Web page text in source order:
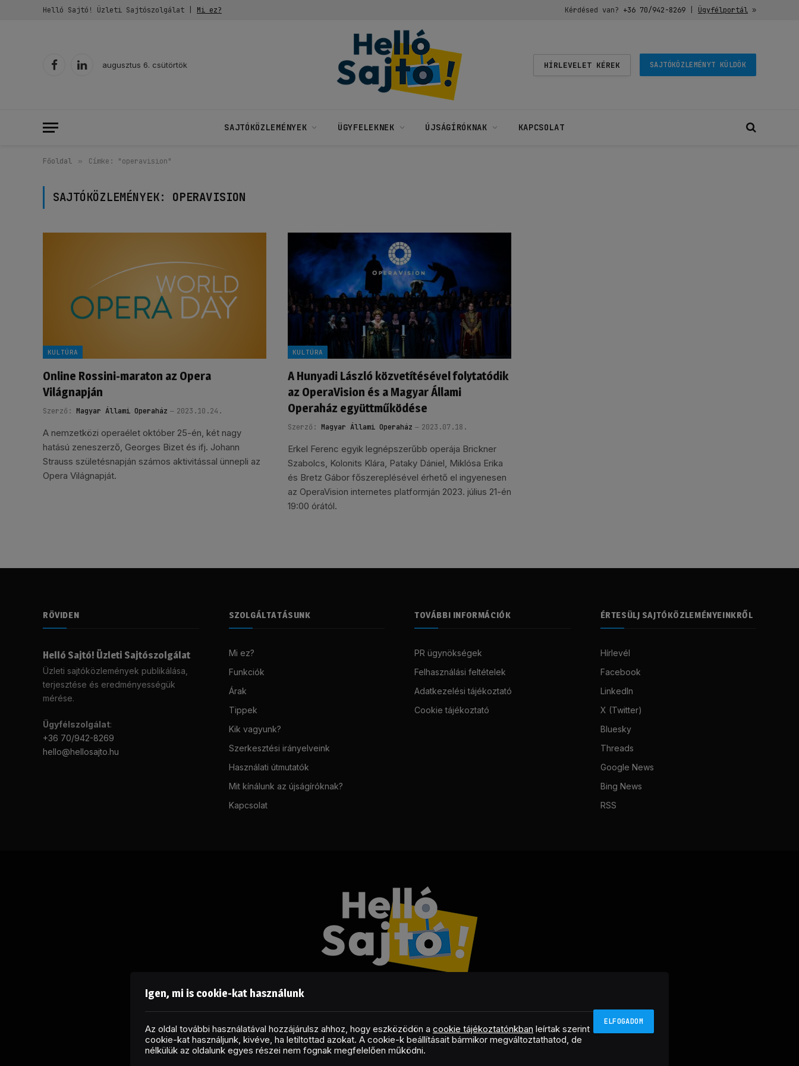
Helló Sajtó! Üzleti Sajtószolgálat | Mi ez? Kérdésed van? +36 70/942-8269| Ügyfélportál»
FacebookLinkedIn
augusztus 6. csütörtök HÍRLEVELET KÉREK SAJTÓKÖZLEMÉNYT KÜLDÖK
SAJTÓKÖZLEMÉNYEK ÜGYFELEKNEK ÚJSÁGÍRÓKNAK KAPCSOLAT
Főoldal » Címke: "operavision"
SAJTÓKÖZLEMÉNYEK: OPERAVISION
KULTÚRA
Online Rossini-maraton az Opera
Világnapján
Szerző: Magyar Állami Operaház 2023.10.24.
A nemzetközi operaélet október 25-én, két nagy
hatású zeneszerző, Georges Bizet és ifj. Johann
Strauss születésnapján számos aktivitással ünnepli az
Opera Világnapját.
KULTÚRA
A Hunyadi László közvetítésével folytatódik
az OperaVision és a Magyar Állami
Operaház együttműködése
Szerző: Magyar Állami Operaház 2023.07.18.
Erkel Ferenc egyik legnépszerűbb operája Brickner
Szabolcs, Kolonits Klára, Pataky Dániel, Miklósa Erika
és Bretz Gábor főszereplésével érhető el ingyenesen
az OperaVision internetes platformján 2023. július 21-én
19:00 órától.
RÖVIDEN
Helló Sajtó! Üzleti Sajtószolgálat
Üzleti sajtóközlemények publikálása,
terjesztése és eredményességük
mérése.
Ügyfélszolgálat:
+36 70/942-8269
hello@hellosajto.hu
SZOLGÁLTATÁSUNK
Mi ez?
Funkciók
Árak
Tippek
Kik vagyunk?
Szerkesztési irányelveink
Használati útmutatók
Mit kínálunk az újságíróknak?
Kapcsolat
TOVÁBBI INFORMÁCIÓK
PR ügynökségek
Felhasználási feltételek
Adatkezelési tájékoztató
Cookie tájékoztató
ÉRTESÜLJ SAJTÓKÖZLEMÉNYEINKRŐL
Hírlevél
Facebook
LinkedIn
X (Twitter)
Bluesky
Threads
Google News
Bing News
RSS
FacebookLinkedInX
RSS
Copyright © 2026 Helló Sajtó! Üzleti Sajtószolgálat
Igen, mi is cookie-kat használunk
Az oldal további használatával hozzájárulsz ahhoz, hogy eszközödön acookie tájékoztatónkban leírtak szerint
cookie-kat használjunk, kivéve, ha letiltottad azokat. A cookie-k beállításait bármikor megváltoztathatod, de
nélkülük az oldalunk egyes részei nem fognak megfelelően működni.
ELFOGADOM